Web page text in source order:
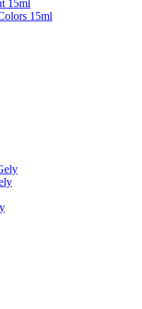
15ml
15ml